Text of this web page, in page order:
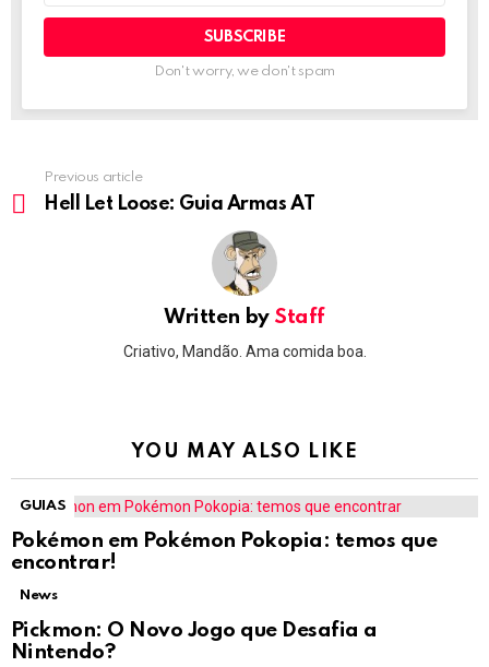
Don't worry, we don't spam
more
Previous article
Hell Let Loose: Guia Armas AT
Written by Staff
Criativo, Mandão. Ama comida boa.
YOU MAY ALSO LIKE
GUIAS
Pokémon em Pokémon Pokopia: temos que
encontrar!
News
Pickmon: O Novo Jogo que Desafia a
Nintendo?